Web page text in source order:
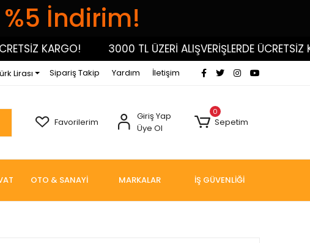
İndirim!
KARGO! 3000 TL ÜZERİ ALIŞVERİŞLERDE ÜCRETSİZ
Lirası Sipariş Takip Yardım İletişim
Favorilerim
Giriş Yap
Üye Ol
0
Sepetim
OTO & SANAYİ MARKALAR İŞ GÜVENLİĞİ